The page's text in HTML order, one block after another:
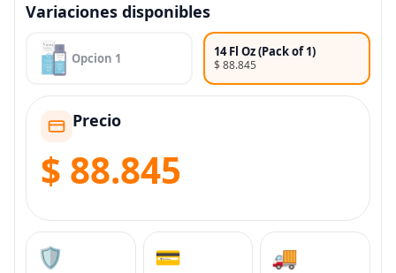
Variaciones disponibles
Opcion 1 14 Fl Oz (Pack of 1)
$ 88.845
Precio
$ 88.845
🛡️ 💳 🚚